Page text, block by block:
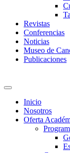
Revistas
Conferencias
Noticias
Museo de
Publicaciones
Inicio
Nosotros
Oferta